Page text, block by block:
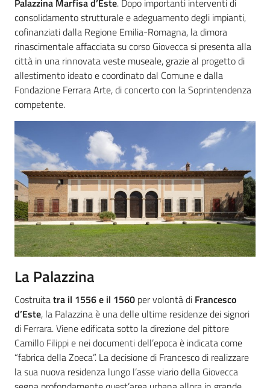
Seguici
su
Palazzina Marfisa d’Este. Dopo importanti interventi di
consolidamento strutturale e adeguamento degli impianti,
cofinanziati dalla Regione Emilia-Romagna, la dimora
rinascimentale affacciata su corso Giovecca si presenta alla
città in una rinnovata veste museale, grazie al progetto di
allestimento ideato e coordinato dal Comune e dalla
Fondazione Ferrara Arte, di concerto con la Soprintendenza
competente.
La Palazzina
Costruitatra il 1556 e il 1560 per volontà di Francesco
d’Este, la Palazzina è una delle ultime residenze dei signori
di Ferrara. Viene edificata sotto la direzione del pittore
Camillo Filippi e nei documenti dell’epoca è indicata come
“fabrica della Zoeca”. La decisione di Francesco di realizzare
la sua nuova residenza lungo l’asse viario della Giovecca